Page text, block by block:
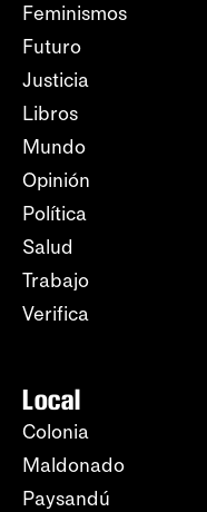
Feminismos
Futuro
Justicia
Libros
Mundo
Opinión
Política
Salud
Trabajo
Verifica
Local
Colonia
Maldonado
Paysandú